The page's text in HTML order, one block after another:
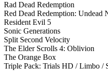
Rad Dead Redemption
Red Dead Redemption: Undead
Resident Evil 5
Sonic Generations
Split Second Velocity
The Elder Scrolls 4: Oblivion
The Orange Box
Triple Pack: Trials HD / Limbo /